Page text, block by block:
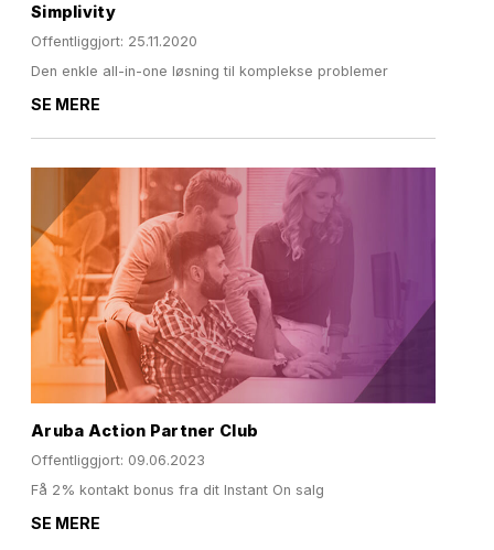
Simplivity
Offentliggjort: 25.11.2020
Den enkle all-in-one løsning til komplekse problemer
SE MERE
Aruba Action Partner Club
Offentliggjort: 09.06.2023
Få 2% kontakt bonus fra dit Instant On salg
SE MERE